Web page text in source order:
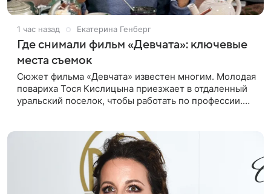
1 час назад Екатерина Генберг
Где снимали фильм «Девчата»: ключевые
места съемок
Сюжет фильма «Девчата» известен многим. Молодая
повариха Тося Кислицына приезжает в отдаленный
уральский поселок, чтобы работать по профессии.